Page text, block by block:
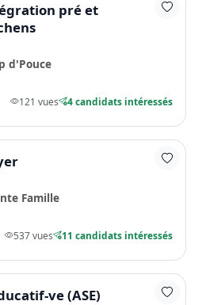
pré et
d'Pouce
121 vues 4 candidats intéressés
Famille
537 vues 11 candidats intéressés
ve (ASE)